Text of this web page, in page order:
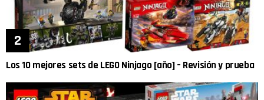
Los 10 mejores sets de LEGO Ninjago [año] – Revisión y prueba